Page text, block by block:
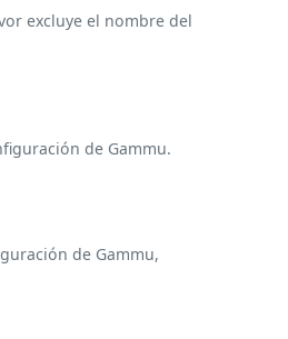
excluye el nombre del
de Gammu.
de Gammu,